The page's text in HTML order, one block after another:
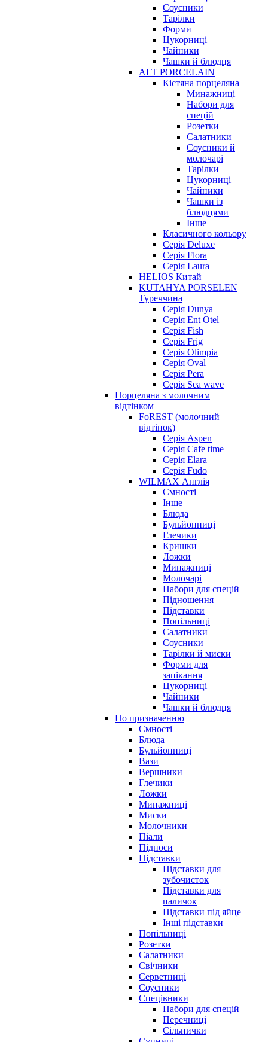
Соусники
Тарілки
Форми
Цукорниці
Чайники
Чашки й блюдця
ALT PORCELAIN
Кістяна порцеляна
Минажниці
Набори для
спецій
Розетки
Салатники
Соусники й
молочарі
Тарілки
Цукорниці
Чайники
Чашки із
блюдцями
Інше
Класичного кольору
Серія Deluxe
Серія Flora
Серія Laura
HELIOS Китай
KUTAHYA PORSELEN
Туреччина
Серія Dunya
Серія Ent Otel
Серія Fish
Серія Frig
Серія Olimpia
Серія Oval
Серія Pera
Серія Sea wave
Порцеляна з молочним
відтінком
FoREST (молочний
відтінок)
Серія Aspen
Серія Cafe time
Серія Elara
Серія Fudo
WILMAX Англія
Ємності
Інше
Блюда
Бульйонниці
Глечики
Кришки
Ложки
Минажниці
Молочарі
Набори для спецій
Підношення
Підставки
Попільниці
Салатники
Соусники
Тарілки й миски
Форми для
запікання
Цукорниці
Чайники
Чашки й блюдця
По призначенню
Ємності
Блюда
Бульйонниці
Вази
Вершники
Глечики
Ложки
Минажниці
Миски
Молочники
Піали
Підноси
Підставки
Підставки для
зубочисток
Підставки для
паличок
Підставки під яйце
Інші підставки
Попільниці
Розетки
Салатники
Свічники
Серветниці
Соусники
Спецівники
Набори для спецій
Перечниці
Сільнички